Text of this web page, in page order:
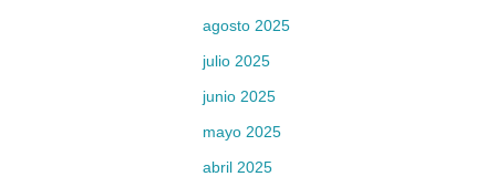
agosto 2025
julio 2025
junio 2025
mayo 2025
abril 2025